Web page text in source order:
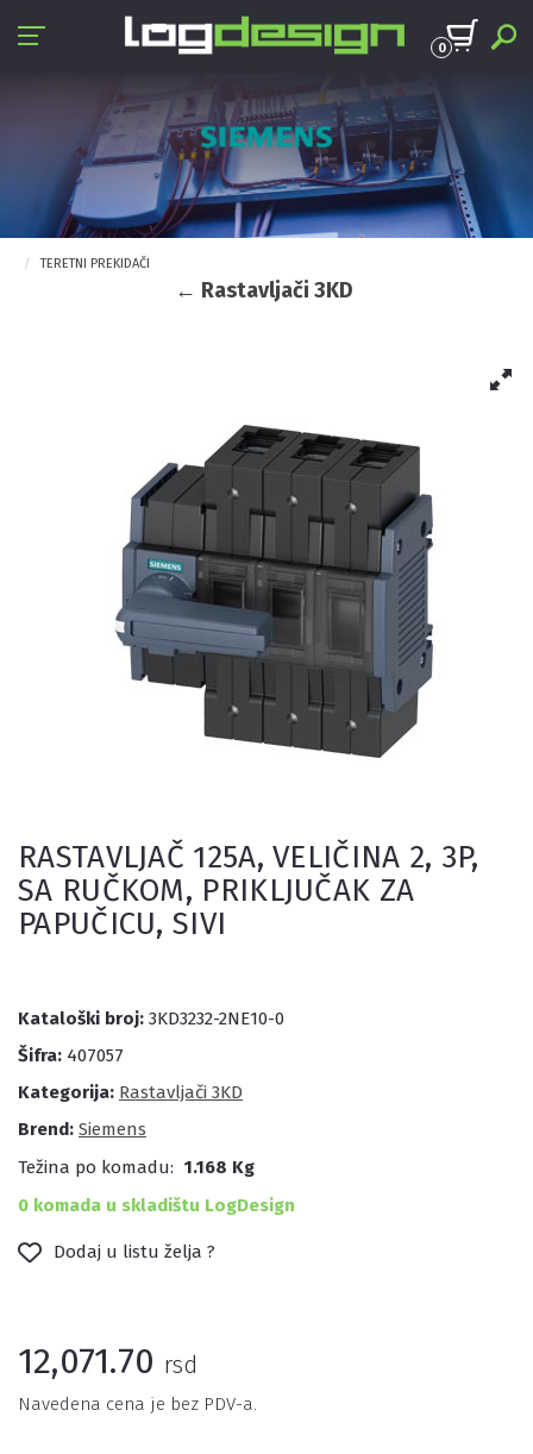
0
TERETNI PREKIDAČI
← Rastavljači 3KD
RASTAVLJAČ 125A, VELIČINA 2, 3P,
SA RUČKOM, PRIKLJUČAK ZA
PAPUČICU, SIVI
Kataloški broj: 3KD3232-2NE10-0
Šifra: 407057
Kategorija: Rastavljači 3KD
Brend: Siemens
Težina po komadu: 1.168 Kg
0 komada u skladištu LogDesign
Dodaj u listu želja ?
12,071.70 rsd
Navedena cena je bez PDV-a.